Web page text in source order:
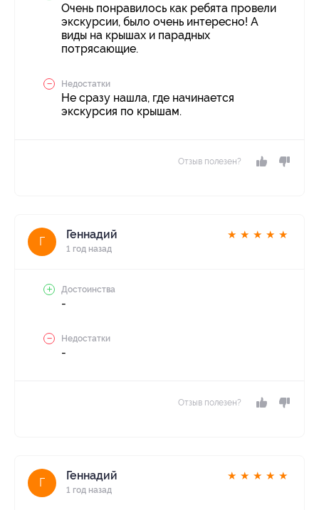
Очень понравилось как ребята провели
экскурсии, было очень интересно! А
виды на крышах и парадных
потрясающие.
Недостатки
Не сразу нашла, где начинается
экскурсия по крышам.
Отзыв полезен?
Г
Геннадий
1 год назад
★ ★ ★ ★ ★
Достоинства
-
Недостатки
-
Отзыв полезен?
Г
Геннадий
1 год назад
★ ★ ★ ★ ★